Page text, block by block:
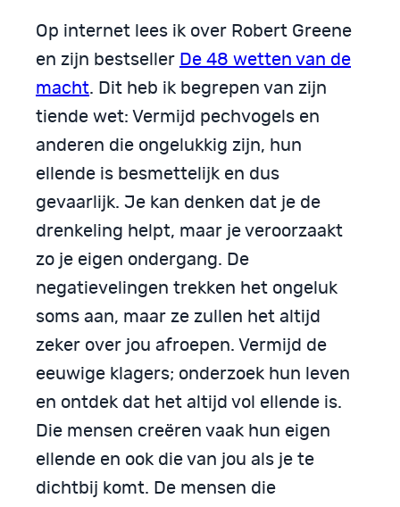
Op internet lees ik over Robert Greene
en zijn bestseller De 48 wetten van de
macht. Dit heb ik begrepen van zijn
tiende wet: Vermijd pechvogels en
anderen die ongelukkig zijn, hun
ellende is besmettelijk en dus
gevaarlijk. Je kan denken dat je de
drenkeling helpt, maar je veroorzaakt
zo je eigen ondergang. De
negatievelingen trekken het ongeluk
soms aan, maar ze zullen het altijd
zeker over jou afroepen. Vermijd de
eeuwige klagers; onderzoek hun leven
en ontdek dat het altijd vol ellende is.
Die mensen creëren vaak hun eigen
ellende en ook die van jou als je te
dichtbij komt. De mensen die